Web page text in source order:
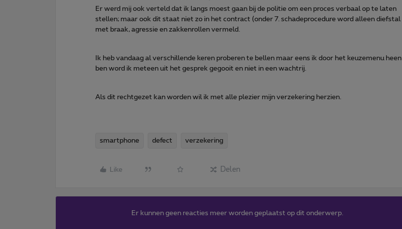
Er werd mij ook verteld dat ik langs moest gaan bij de politie om een proces verbaal op te laten
stellen; maar ook dit staat niet zo in het contract (onder 7. schadeprocedure word alleen diefstal
met braak, agressie en zakkenrollen vermeld.
Ik heb vandaag al verschillende keren proberen te bellen maar eens ik door het keuzemenu heen
ben word ik meteen uit het gesprek gegooit en niet in een wachtrij.
Als dit rechtgezet kan worden wil ik met alle plezier mijn verzekering herzien.
smartphone defect verzekering
Like Delen
Er kunnen geen reacties meer worden geplaatst op dit onderwerp.